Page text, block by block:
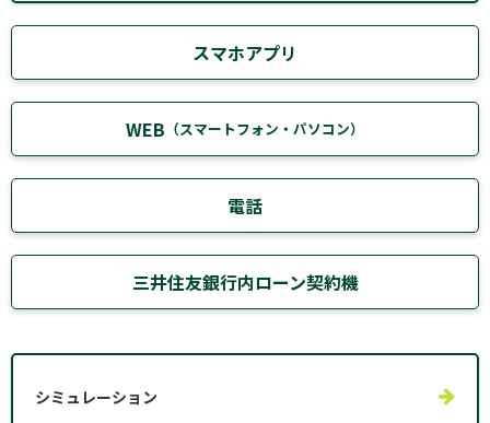
スマホアプリ
WEB （スマートフォン・パソコン）
電話
三井住友銀行内ローン契約機
シミュレーション